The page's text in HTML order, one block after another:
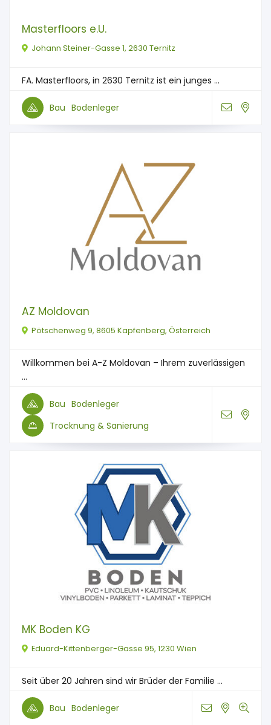
Masterfloors e.U.
Johann Steiner-Gasse 1, 2630 Ternitz
FA. Masterfloors, in 2630 Ternitz ist ein junges ...
Bau Bodenleger
AZ Moldovan
Pötschenweg 9, 8605 Kapfenberg, Österreich
Willkommen bei A-Z Moldovan – Ihrem zuverlässigen
...
Bau Bodenleger
Trocknung & Sanierung
MK Boden KG
Eduard-Kittenberger-Gasse 95, 1230 Wien
Seit über 20 Jahren sind wir Brüder der Familie ...
Bau Bodenleger